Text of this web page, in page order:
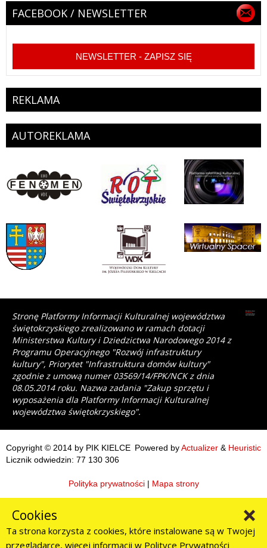
FACEBOOK / NEWSLETTER
NEWSLETTER - ZAPISZ SIĘ
REKLAMA
AUTOREKLAMA
Stronę Platformy Informacji Kulturalnej województwa
świętokrzyskiego zrealizowano w ramach dotacji
Ministerstwa Kultury i Dziedzictwa Narodowego 2014 z
Programu Operacyjnego "Rozwój infrastruktury
kultury", Priorytet "Infrastruktura domów kultury"
zgodnie z umową numer 03569/14/FPK/NCK z dnia
08.05.2014 roku. Nazwa zadania "Zakup sprzętu i
wyposażenia dla Platformy Informacji Kulturalnej
województwa świętokrzyskiego".
Powered byActualizer & Heuristic
Copyright © 2014 by PIK KIELCE
Licznik odwiedzin: 77 130 306
Polityka prywatności | Mapa strony
Cookies
Ta strona korzysta z cookies, które instalowane są w Twojej
przeglądarce, więcej informacji w Polityce Prywatności